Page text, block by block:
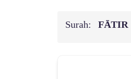
Surah: FĀTIR